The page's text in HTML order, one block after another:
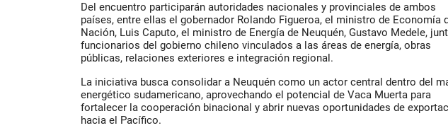
Del encuentro participarán autoridades nacionales y provinciales de ambos
países, entre ellas el gobernador Rolando Figueroa, el ministro de Economía
Nación, Luis Caputo, el ministro de Energía de Neuquén, Gustavo Medele,
funcionarios del gobierno chileno vinculados a las áreas de energía, obras
públicas, relaciones exteriores e integración regional.
La iniciativa busca consolidar a Neuquén como un actor central dentro del
energético sudamericano, aprovechando el potencial de Vaca Muerta para
fortalecer la cooperación binacional y abrir nuevas oportunidades de
hacia el Pacífico.